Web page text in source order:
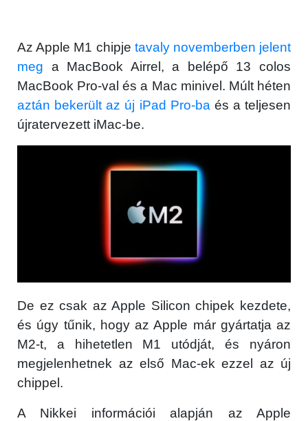
Az Apple M1 chipje tavaly novemberben jelent
meg a MacBook Airrel, a belépő 13 colos
MacBook Pro-val és a Mac minivel. Múlt héten
aztán bekerült az új iPad Pro-ba és a teljesen
újratervezett iMac-be.
De ez csak az Apple Silicon chipek kezdete,
és úgy tűnik, hogy az Apple már gyártatja az
M2-t, a hihetetlen M1 utódját, és nyáron
megjelenhetnek az első Mac-ek ezzel az új
chippel.
A Nikkei információi alapján az Apple